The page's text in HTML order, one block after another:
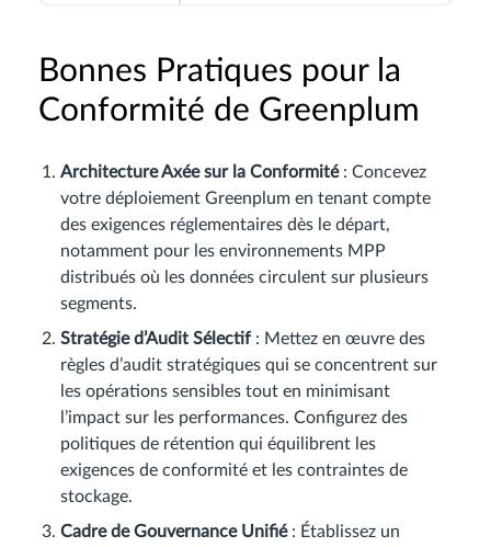
Bonnes Pratiques pour la
Conformité de Greenplum
Architecture Axée sur la Conformité: Concevez
votre déploiement Greenplum en tenant compte
des exigences réglementaires dès le départ,
notamment pour les environnements MPP
distribués où les données circulent sur plusieurs
segments.
Stratégie d’Audit Sélectif : Mettez en œuvre des
règles d’audit stratégiques qui se concentrent sur
les opérations sensibles tout en minimisant
l’impact sur les performances. Configurez des
politiques de rétention qui équilibrent les
exigences de conformité et les contraintes de
stockage.
Cadre de Gouvernance Unifié: Établissez un